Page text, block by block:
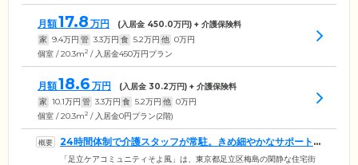
月額17.8 万円 (入居金 450.0万円) + 介護保険料
家 9.4万円 管 3.3万円 食 5.2万円 他 0万円
個室 / 20.3m2 / 入居金450万円プラン
月額18.6 万円 (入居金 30.2万円) + 介護保険料
家 10.1万円 管 3.3万円 食 5.2万円 他 0万円
個室 / 20.3m2 / 入居金0円プラン(2階)
24時間体制で介護スタッフが常駐。きめ細やかなサポート
を行っています
「足立ケアコミュニティそよ風」は、東京都足立区梅島の閑静な住宅街